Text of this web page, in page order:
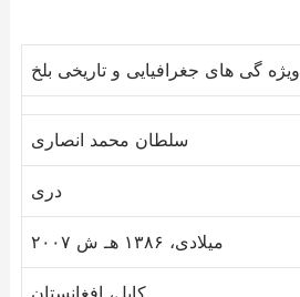
ویژه گی های جغرافیایی و تاریخی بلخ
سلطان محمد انصاری
دری
۲۰۰۷ میلادی، ۱۳۸۶ هـ ش